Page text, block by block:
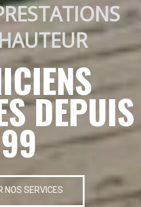
DEPUIS
NOS SERVICES